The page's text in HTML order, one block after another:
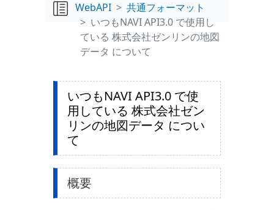
WebAPI
共通フォーマット
いつもNAVI API3.0 で使用し
ている 株式会社ゼンリンの地図
データ について
いつもNAVI API3.0 で使
用している 株式会社ゼン
リンの地図データ につい
て
概要